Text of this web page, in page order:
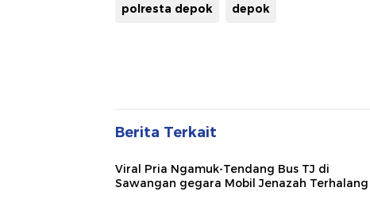
polresta depok depok
Berita Terkait
Viral Pria Ngamuk-Tendang Bus TJ di
Sawangan gegara Mobil Jenazah Terhalang